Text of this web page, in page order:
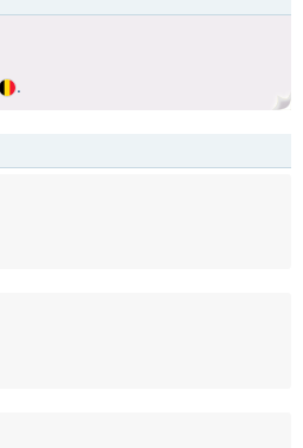
.